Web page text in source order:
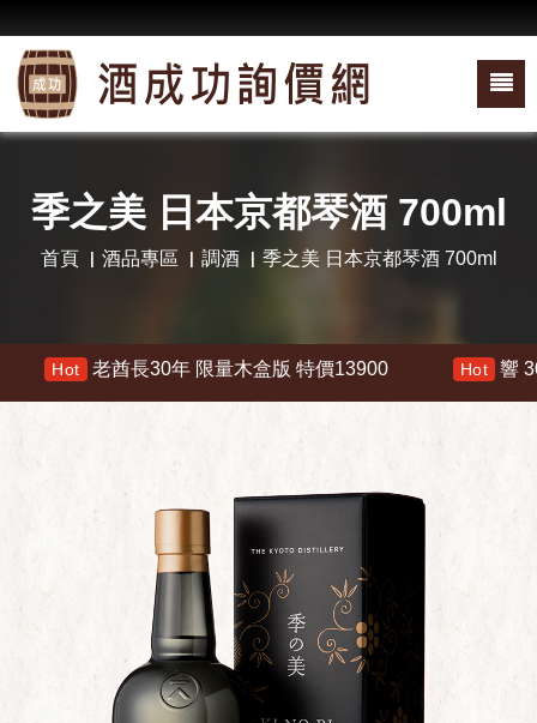
季之美 日本京都琴酒 700ml
首頁 酒品專區 調酒 季之美 日本京都琴酒 700ml
老酋長30年 限量木盒版 特價13900 響 30年